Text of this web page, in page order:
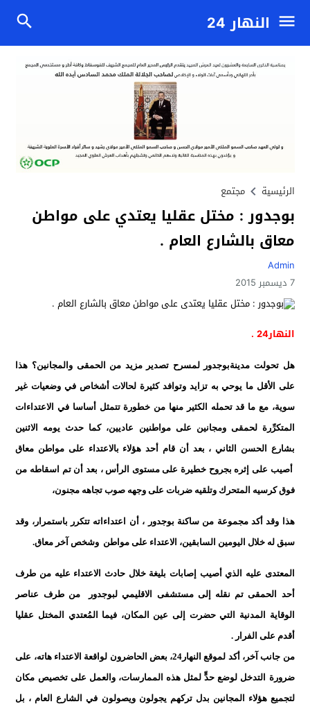
النهار 24
الرئيسية مجتمع
بوجدور : مختل عقليا يعتدي على مواطن
معاق بالشارع العام .
Admin
7 ديسمبر 2015
النهار24 .
هل تحولت مدينةبوجدور
لمسرح تصدير مزيد من الحمقى والمجانين؟ هذا
على الأقل ما يوحي به تزايد وتوافد كثيرة لحالات أشخاص في وضعيات غير
سوية، مع ما قد تحمله الكثير منها من خطورة تتمثل أساسا في الاعتداءات
المتكرِّرة لحمقى ومجانين على مواطنين عاديين، كما حدث يومه الاثنين
بشارع الحسن الثاني ، بعد أن قام أحد هؤلاء بالاعتداء على مواطن معاق
أصيب على إثره بجروح خطيرة على مستوى الرأس ، بعد أن تم اسقاطه من
فوق كرسيه المتحرك وتلقيه ضربات على وجهه صوب تجاهه مجنون،
هذا وقد أكد مجموعة من ساكنة بوجدور ، أن اعتداءاته تتكرر باستمرار، وقد
سبق له خلال اليومين السابقين، الاعتداء على مواطن وشخص آخر معاق.
المعتدى عليه الذي أصيب إصابات بليغة خلال حادث الاعتداء عليه من طرف
أحد الحمقى تم نقله إلى مستشفى الاقليمي لبوجدور من طرف عناصر
الوقاية المدنية التي حضرت إلى عين المكان، فيما المُعتدي المختل عقليا
أقدم على الفرار.
من جانب آخر، أكد لموقع النهار 24، بعض الحاضرون لواقعة الاعتداء هاته، على
ضرورة التدخل لوضع حدٍّ لمثل هذه الممارسات، والعمل على تخصيص مكان
لتجميع هؤلاء المجانين بدل تركهم يجولون ويصولون في الشارع العام ، بل